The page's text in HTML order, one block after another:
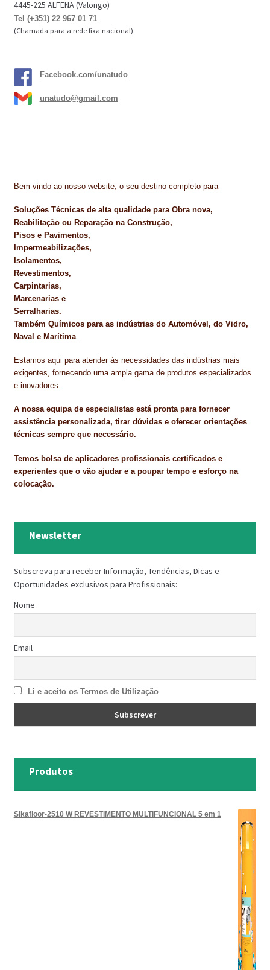
4445-225 ALFENA (Valongo)
Tel (+351) 22 967 01 71
(Chamada para a rede fixa nacional)
Facebook.com/unatudo
unatudo@gmail.com
Bem-vindo ao nosso website, o seu destino completo para
Soluções Técnicas de alta qualidade para Obra nova,
Reabilitação ou Reparação na Construção,
Pisos e Pavimentos,
Impermeabilizações,
Isolamentos,
Revestimentos,
Carpintarias,
Marcenarias e
Serralharias.
Também Químicos para as indústrias do Automóvel, do Vidro,
Naval e Marítima.
Estamos aqui para atender às necessidades das indústrias mais
exigentes, fornecendo uma ampla gama de produtos especializados
e inovadores.
A nossa equipa de especialistas está pronta para fornecer
assistência personalizada, tirar dúvidas e oferecer orientações
técnicas sempre que necessário.
Temos bolsa de aplicadores profissionais certificados e
experientes que o vão ajudar e a poupar tempo e esforço na
colocação.
Newsletter
Subscreva para receber Informação, Tendências, Dicas e
Oportunidades exclusivos para Profissionais:
Nome
Email
Li e aceito os Termos de Utilização
Produtos
Sikafloor-2510 W REVESTIMENTO MULTIFUNCIONAL 5 em 1